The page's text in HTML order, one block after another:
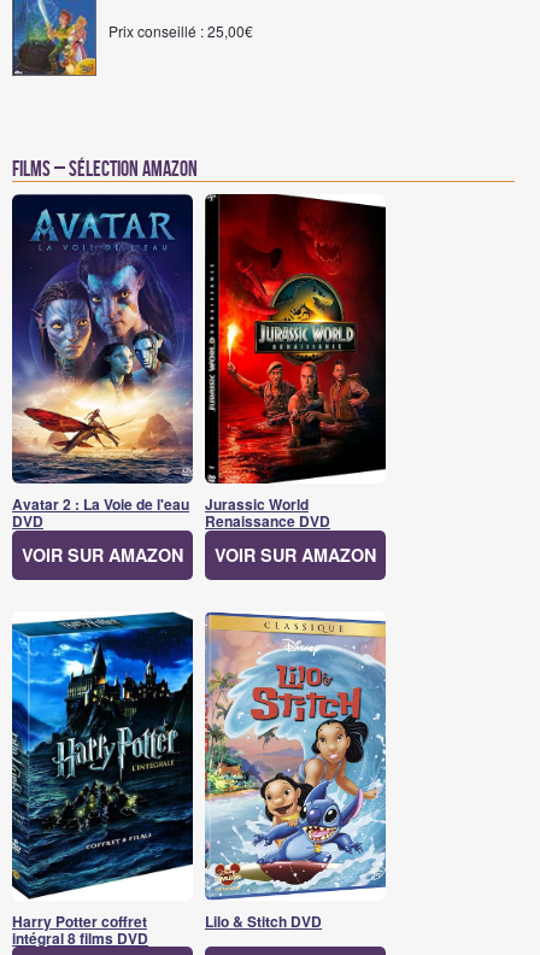
Prix conseillé : 25,00€
Films – Sélection Amazon
Avatar 2 : La Voie de l'eau
DVD
VOIR SUR AMAZON
Jurassic World
Renaissance DVD
VOIR SUR AMAZON
Harry Potter coffret
intégral 8 films DVD
Lilo & Stitch DVD